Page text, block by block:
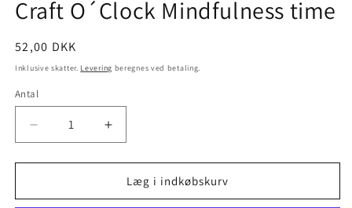
Craft O´Clock Mindfulness time
52,00 DKK
Inklusive skatter. Levering beregnes ved betaling.
Antal
Læg i indkøbskurv